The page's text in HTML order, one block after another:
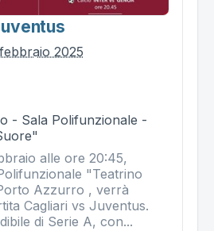
2025
- Sala Polifunzionale -
alle ore 20:45,
"Teatrino
Azzurro , verrà
Cagliari vs Juventus.
di Serie A, con...